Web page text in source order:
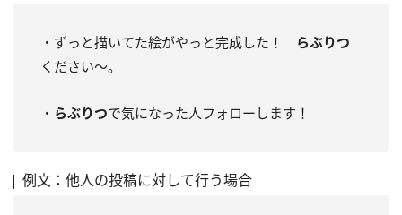
・ずっと描いてた絵がやっと完成した！ らぶりつ
ください～。
・ らぶりつで気になった人フォローします！
例文：他人の投稿に対して行う場合